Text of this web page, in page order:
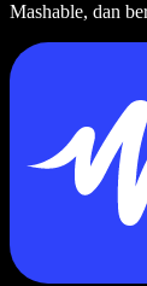
Mashable, dan